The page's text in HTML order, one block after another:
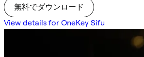
無料でダウンロード
View details for OneKey Sifu